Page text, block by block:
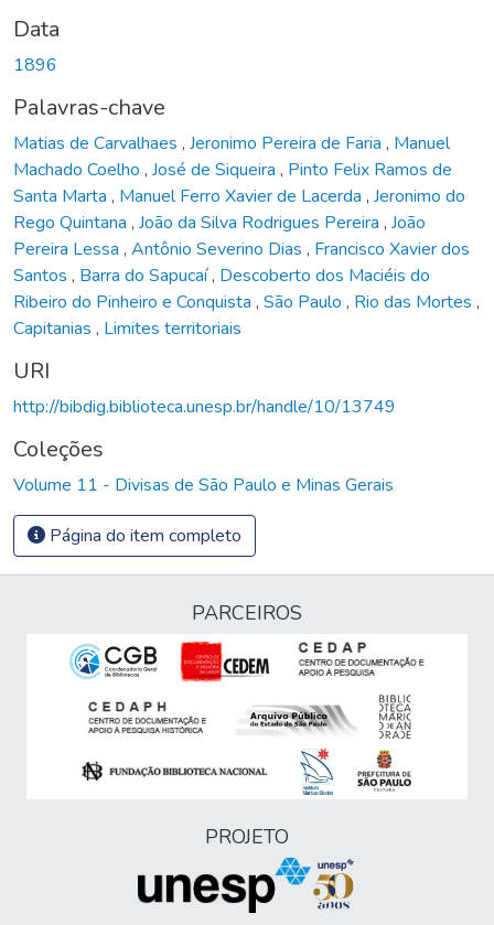
Data
1896
Palavras-chave
Matias de Carvalhaes , Jeronimo Pereira de Faria , Manuel
Machado Coelho , José de Siqueira , Pinto Felix Ramos de
Santa Marta , Manuel Ferro Xavier de Lacerda , Jeronimo do
Rego Quintana , João da Silva Rodrigues Pereira , João
Pereira Lessa , Antônio Severino Dias , Francisco Xavier dos
Santos , Barra do Sapucaí, Descoberto dos Maciéis do
Ribeiro do Pinheiro e Conquista , São Paulo , Rio das Mortes ,
Capitanias , Limites territoriais
URI
http://bibdig.biblioteca.unesp.br/handle/10/13749
Coleções
Volume 11 - Divisas de São Paulo e Minas Gerais
Página do item completo
PARCEIROS
PROJETO